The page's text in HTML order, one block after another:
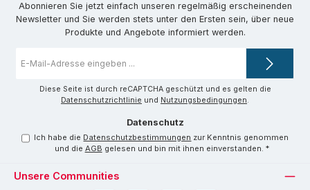
Abonnieren Sie jetzt einfach unseren regelmäßig erscheinenden
Newsletter und Sie werden stets unter den Ersten sein, über neue
Produkte und Angebote informiert werden.
Mail-
Diese Seite ist durch reCAPTCHA geschützt und es gelten die
Datenschutzrichtlinie und Nutzungsbedingungen.
Datenschutz
Ich habe die Datenschutzbestimmungen zur Kenntnis genommen
und die AGB gelesen und bin mit ihnen einverstanden. *
Unsere Communities